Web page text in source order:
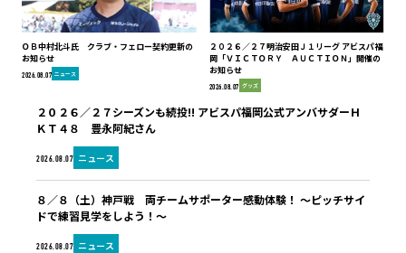
ＯＢ中村北斗氏 クラブ・フェロー契約更新の
お知らせ
2026.08.07 ニュース
２０２６／２７明治安田Ｊ１リーグ アビスパ福
岡「ＶＩＣＴＯＲＹ ＡＵＣＴＩＯＮ」開催の
お知らせ
2026.08.07 グッズ
2026.08.07 ニュース
２０２６／２７シーズンも続投!! アビスパ福岡公式アンバサダーＨ
ＫＴ４８ 豊永阿紀さん
2026.08.07 ニュース
８／８（土）神戸戦 両チームサポーター感動体験！ ～ピッチサイ
ドで練習見学をしよう！～